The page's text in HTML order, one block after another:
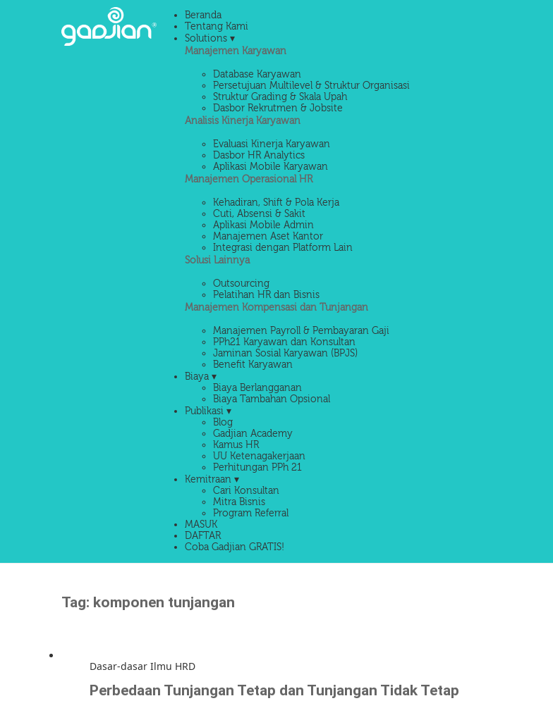
Beranda
Tentang Kami
Solutions ▾
Manajemen Karyawan
Database Karyawan
Persetujuan Multilevel & Struktur Organisasi
Struktur Grading & Skala Upah
Dasbor Rekrutmen & Jobsite
Analisis Kinerja Karyawan
Evaluasi Kinerja Karyawan
Dasbor HR Analytics
Aplikasi Mobile Karyawan
Manajemen Operasional HR
Kehadiran, Shift & Pola Kerja
Cuti, Absensi & Sakit
Aplikasi Mobile Admin
Manajemen Aset Kantor
Integrasi dengan Platform Lain
Solusi Lainnya
Outsourcing
Pelatihan HR dan Bisnis
Manajemen Kompensasi dan Tunjangan
Manajemen Payroll & Pembayaran Gaji
PPh21 Karyawan dan Konsultan
Jaminan Sosial Karyawan (BPJS)
Benefit Karyawan
Biaya ▾
Biaya Berlangganan
Biaya Tambahan Opsional
Publikasi ▾
Blog
Gadjian Academy
Kamus HR
UU Ketenagakerjaan
Perhitungan PPh 21
Kemitraan ▾
Cari Konsultan
Mitra Bisnis
Program Referral
MASUK
DAFTAR
Coba Gadjian GRATIS!
Tag: komponen tunjangan
Dasar-dasar Ilmu HRD
Perbedaan Tunjangan Tetap dan Tunjangan Tidak Tetap